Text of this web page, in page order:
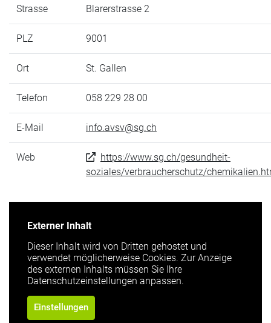
Strasse Blarerstrasse 2
PLZ 9001
Ort St. Gallen
Telefon 058 229 28 00
E-Mail info.avsv@sg.ch
Web
https://www.sg.ch/gesundheit-
soziales/verbraucherschutz/
Externer Inhalt
Dieser Inhalt wird von Dritten gehostet und
verwendet möglicherweise Cookies. Zur Anzeige
des externen Inhalts müssen Sie Ihre
Datenschutzeinstellungen anpassen.
Einstellungen